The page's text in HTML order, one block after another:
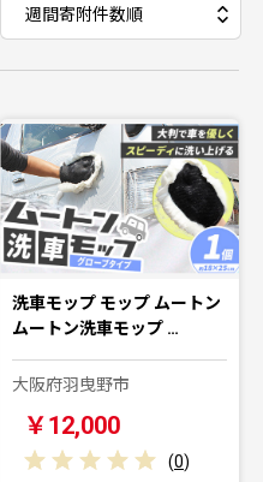
洗車モップ モップ ムートン
ムートン洗車モップ …
大阪府羽曳野市
￥12,000
(0)